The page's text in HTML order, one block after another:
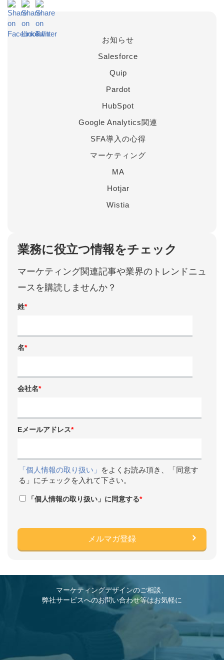
お知らせ
Salesforce
Quip
Pardot
HubSpot
Google Analytics関連
SFA導入の心得
マーケティング
MA
Hotjar
Wistia
業務に役立つ情報をチェック
マーケティング関連記事や業界のトレンドニュ
ースを購読しませんか？
姓*
名*
会社名*
Eメールアドレス*
「個人情報の取り扱い」
をよくお読み頂き、「同意す
る」にチェックを入れて下さい。
「個人情報の取り扱い」に同意する*
マーケティングデザインのご相談、
弊社サービスへのお問い合わせ等はお気軽に